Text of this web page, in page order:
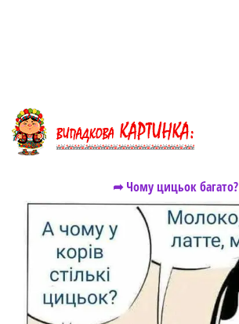
➦ Чому цицьок багато?